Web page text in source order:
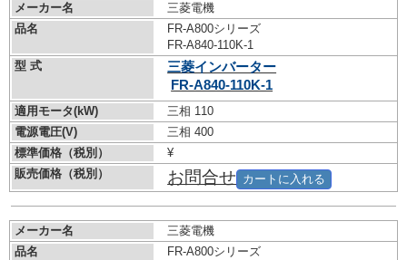
メーカー名
三菱電機
品名
FR-A800シリーズ
FR-A840-110K-1
型 式
三菱インバーター
FR-A840-110K-1
適用モータ(kW)
三相 110
電源電圧(V)
三相 400
標準価格（税別）
¥
販売価格（税別）
お問合せ カートに入れる
メーカー名
三菱電機
品名
FR-A800シリーズ